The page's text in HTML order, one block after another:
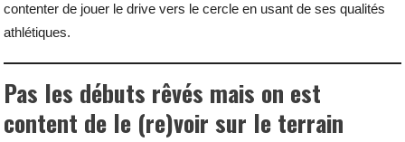
contenter de jouer le drive vers le cercle en usant de ses qualités
athlétiques.
Pas les débuts rêvés mais on est
content de le (re)voir sur le terrain